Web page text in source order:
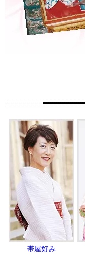
帯屋好み